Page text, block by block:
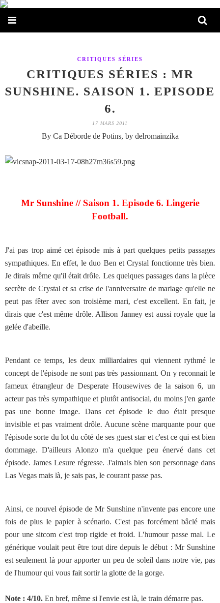
CRITIQUES SÉRIES
CRITIQUES SÉRIES : MR
SUNSHINE. SAISON 1. EPISODE
6.
17 MARS 2011
By Ca Déborde de Potins, by delromainzika
Mr Sunshine // Saison 1. Episode 6. Lingerie
Football.
J'ai pas trop aimé cet épisode mis à part quelques petits passages
sympathiques. En effet, le duo Ben et Crystal fonctionne très bien.
Je dirais même qu'il était drôle. Les quelques passages dans la pièce
secrète de Crystal et sa crise de l'anniversaire de mariage qu'elle ne
peut pas fêter avec son troisième mari, c'est excellent. En fait, je
dirais que c'est même drôle. Allison Janney est aussi royale que la
gelée d'abeille.
Pendant ce temps, les deux milliardaires qui viennent rythmé le
concept de l'épisode ne sont pas très passionnant. On y reconnait le
fameux étrangleur de Desperate Housewives de la saison 6, un
acteur pas très sympathique et plutôt antisocial, du moins j'en garde
pas une bonne image. Dans cet épisode le duo était presque
invisible et pas vraiment drôle. Aucune scène marquante pour que
l'épisode sorte du lot du côté de ses guest star et c'est ce qui est bien
dommage. D'ailleurs Alonzo m'a quelque peu énervé dans cet
épisode. James Lesure régresse. J'aimais bien son personnage dans
Las Vegas mais là, je sais pas, le courant passe pas.
Ainsi, ce nouvel épisode de Mr Sunshine n'invente pas encore une
fois de plus le papier à scénario. C'est pas forcément bâclé mais
pour une sitcom c'est trop rigide et froid. L'humour passe mal. Le
générique voulait peut être tout dire depuis le début : Mr Sunshine
est seulement là pour apporter un peu de soleil dans notre vie, pas
de l'humour qui vous fait sortir la glotte de la gorge.
Note : 4/10. En bref, même si l'envie est là, le train démarre pas.